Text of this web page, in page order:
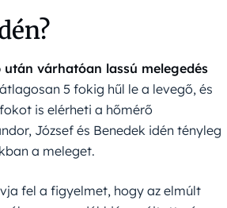
várhatóan lassú melegedés
5 fokig hűl le a levegő, és
is elérheti a hőmérő
József és Benedek idén tényleg
a meleget.
fel a figyelmet, hogy az elmúlt